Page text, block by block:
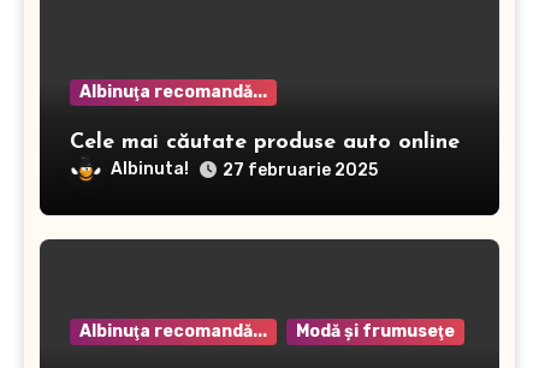
Albinuţa recomandă...
Cele mai căutate produse auto online
Albinuta! 27 februarie 2025
Albinuţa recomandă... Modă şi frumuseţe